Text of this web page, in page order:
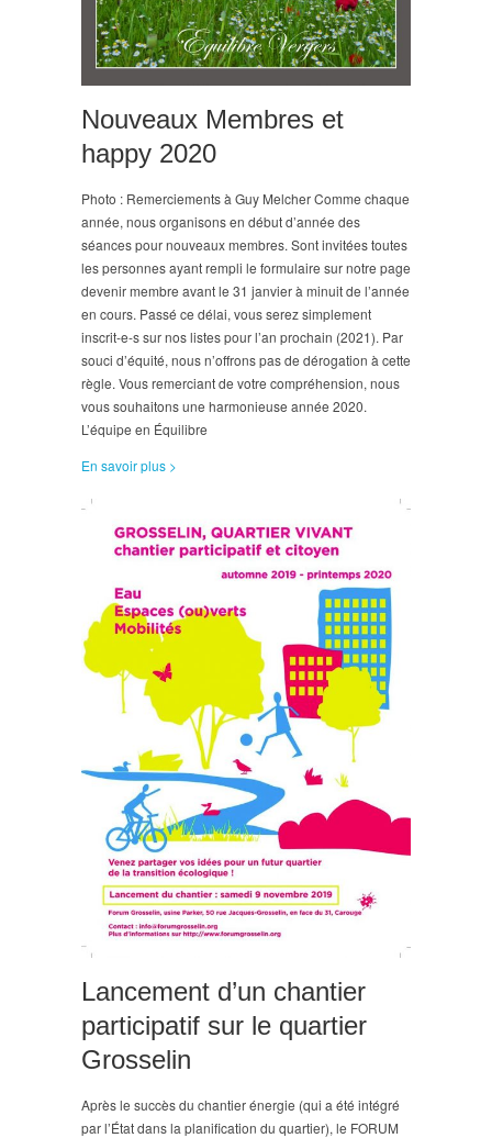
Nouveaux Membres et
happy 2020
Photo : Remerciements à Guy Melcher Comme chaque
année, nous organisons en début d’année des
séances pour nouveaux membres. Sont invitées toutes
les personnes ayant rempli le formulaire sur notre page
devenir membre avant le 31 janvier à minuit de l’année
en cours. Passé ce délai, vous serez simplement
inscrit-e-s sur nos listes pour l’an prochain (2021). Par
souci d’équité, nous n’offrons pas de dérogation à cette
règle. Vous remerciant de votre compréhension, nous
vous souhaitons une harmonieuse année 2020.
L’équipe en Équilibre
En savoir plus >
Lancement d’un chantier
participatif sur le quartier
Grosselin
Après le succès du chantier énergie (qui a été intégré
par l’État dans la planification du quartier), le FORUM